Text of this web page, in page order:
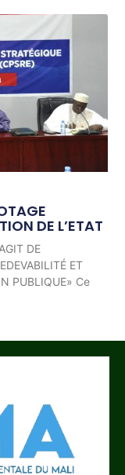
DE L’ETAT
DE
ET
PUBLIQUE» Ce